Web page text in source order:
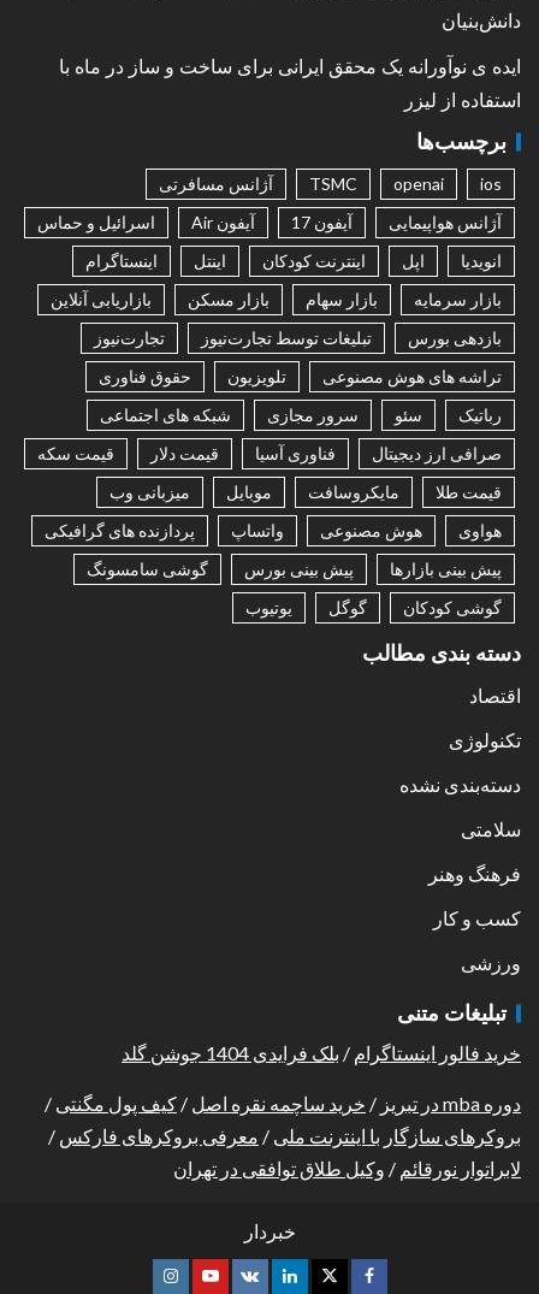
دانش‌بنیان
ایده ی نوآورانه یک محقق ایرانی برای ساخت و ساز در ماه با
استفاده از لیزر
برچسب‌ها
ios
openai
TSMC
آژانس مسافرتی
آژانس هواپیمایی
آیفون 17 آیفون Air
اسرائیل و حماس
انویدیا
اپل اینترنت کودکان اینتل
اینستاگرام
بازار سرمایه
بازار سهام بازار مسکن
بازاریابی آنلاین
بازدهی بورس
تبلیغات توسط تجارت‌نیوز
تجارت‌نیوز
تراشه های هوش مصنوعی
تلویزیون
حقوق فناوری
رباتیک
سئو سرور مجازی
شبکه های اجتماعی
صرافی ارز دیجیتال
فناوری آسیا قیمت دلار
قیمت سکه
قیمت طلا
مایکروسافت موبایل
میزبانی وب
هواوی
هوش مصنوعی واتساپ
پردازنده های گرافیکی
پیش بینی بازارها
پیش بینی بورس
گوشی سامسونگ
گوشی کودکان
گوگل یوتیوب
دسته بندی مطالب
اقتصاد
تکنولوژی
دسته‌بندی نشده
سلامتی
فرهنگ وهنر
کسب و کار
ورزشی
تبلیغات متنی
خرید فالور اینستاگرام / بلک فرایدی 1404 جوشن گلد
دوره mba در تبریز / خرید ساچمه نقره اصل / کیف پول مگنتی /
بروکرهای سازگار با اینترنت ملی / معرفی بروکرهای فارکس /
لابراتوار نورقائم / وکیل طلاق توافقی در تهران
خبردار